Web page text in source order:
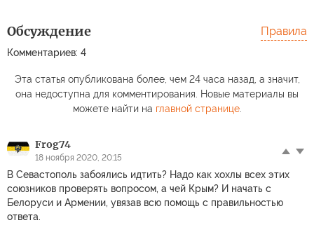
Обсуждение
Комментариев: 4
Правила
Эта статья опубликована более, чем 24 часа назад, а значит,
она недоступна для комментирования. Новые материалы вы
можете найти на главной странице.
Frog74
18 ноября 2020, 20:15
В Севастополь забоялись идтить? Надо как хохлы всех этих
союзников проверять вопросом, а чей Крым? И начать с
Белоруси и Армении, увязав всю помощь с правильностью
ответа.